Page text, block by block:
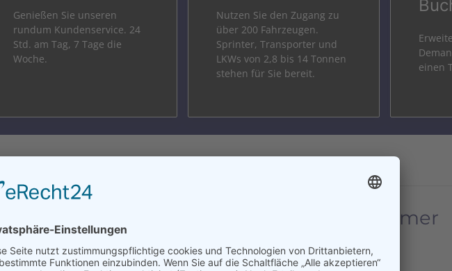
Genießen Sie unseren
rundum Kundenservice. 24
Std. am Tag, 7 Tage die
Woche.
Nutzen Sie den Zugang zu
über 200 Fahrzeugen.
Sprinter, Transporter und
LKWs von 2,8 bis 14 Tonnen
stehen für Sie bereit.
einen
von Unternehmern für Unternehmer
für Firmen und Gewerbetreibende.
Und Service beginnt für uns bereits mit der ersten Kontaktaufnahme.